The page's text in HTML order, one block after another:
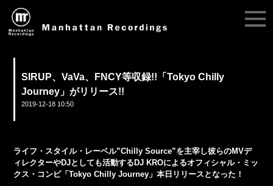
SIRUP、VaVa、FNCY等収録!!「Tokyo Chilly
Journey」がリリース!!
2019-12-18 10:50
ライフ・スタイル・レーベル”Chilly Source”を主宰し彼らのMVデ
ィレクターやDJとしても活動するDJ KROによるオフィシャル・ミッ
クス・コンピ「Tokyo Chilly Journey」本日リリースとなった！